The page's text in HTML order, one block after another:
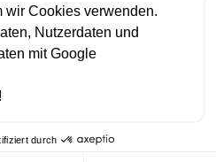
wir Cookies verwenden.
Nutzerdaten und
mit Google
durch